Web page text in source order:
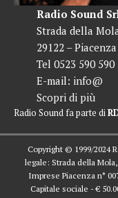
Radio Sound
Strada della
29122 – Piacenza
Tel 0523 590 590
E-mail: info@
Scopri di più
Radio Sound fa parte di
Copyright © 1999/2024
legale: Strada della
Imprese Piacenza n°
Capitale sociale - €